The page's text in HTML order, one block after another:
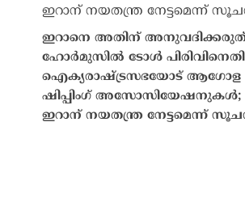
ഇറാനെ അതിന്
ഹോർമുസിൽ ടോൾ
ഐക്യരാഷ്ട്രസഭയോട് ആഗോള
ഷിപ്പിംഗ് അസോസിയേഷനുകൾ;
ഇറാന് നയതന്ത്ര നേട്ടമെന്ന്